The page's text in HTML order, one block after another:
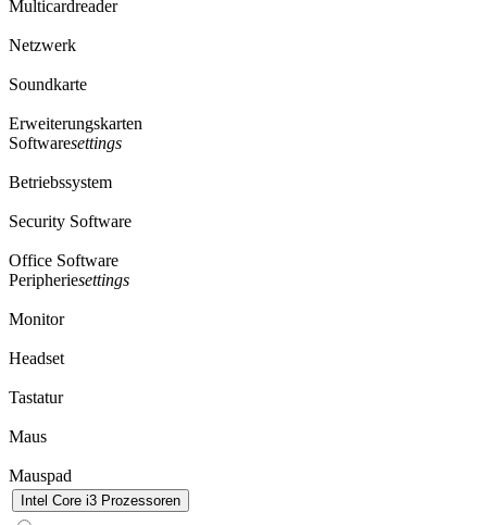
Multicardreader
Netzwerk
Soundkarte
Erweiterungskarten
Softwaresettings
Betriebssystem
Security Software
Office Software
Peripheriesettings
Monitor
Headset
Tastatur
Maus
Mauspad
Intel Core i3 Prozessoren